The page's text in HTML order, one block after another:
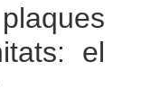
el